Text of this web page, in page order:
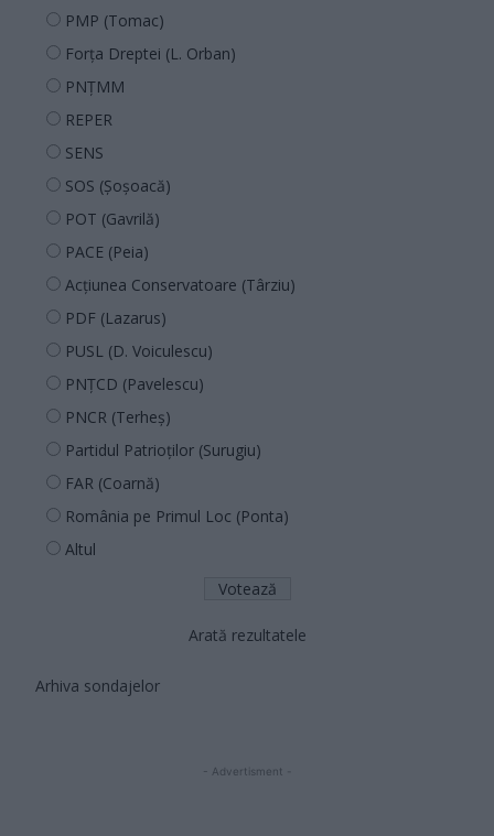
PMP (Tomac)
Forța Dreptei (L. Orban)
PNȚMM
REPER
SENS
SOS (Șoșoacă)
POT (Gavrilă)
PACE (Peia)
Acțiunea Conservatoare (Târziu)
PDF (Lazarus)
PUSL (D. Voiculescu)
PNȚCD (Pavelescu)
PNCR (Terheș)
Partidul Patrioților (Surugiu)
FAR (Coarnă)
România pe Primul Loc (Ponta)
Altul
Arată rezultatele
Arhiva sondajelor
- Advertisment -